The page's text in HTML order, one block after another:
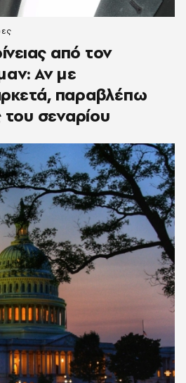
από τον
Αν με
παραβλέπω
του σεναρίου